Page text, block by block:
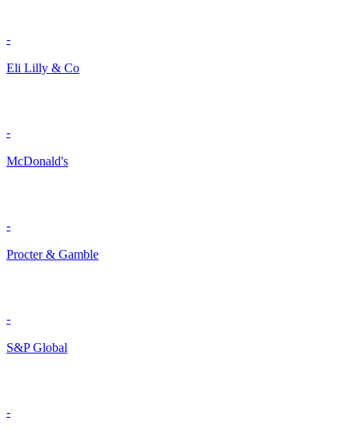
-
Eli Lilly & Co
-
McDonald's
-
Procter & Gamble
-
S&P Global
-